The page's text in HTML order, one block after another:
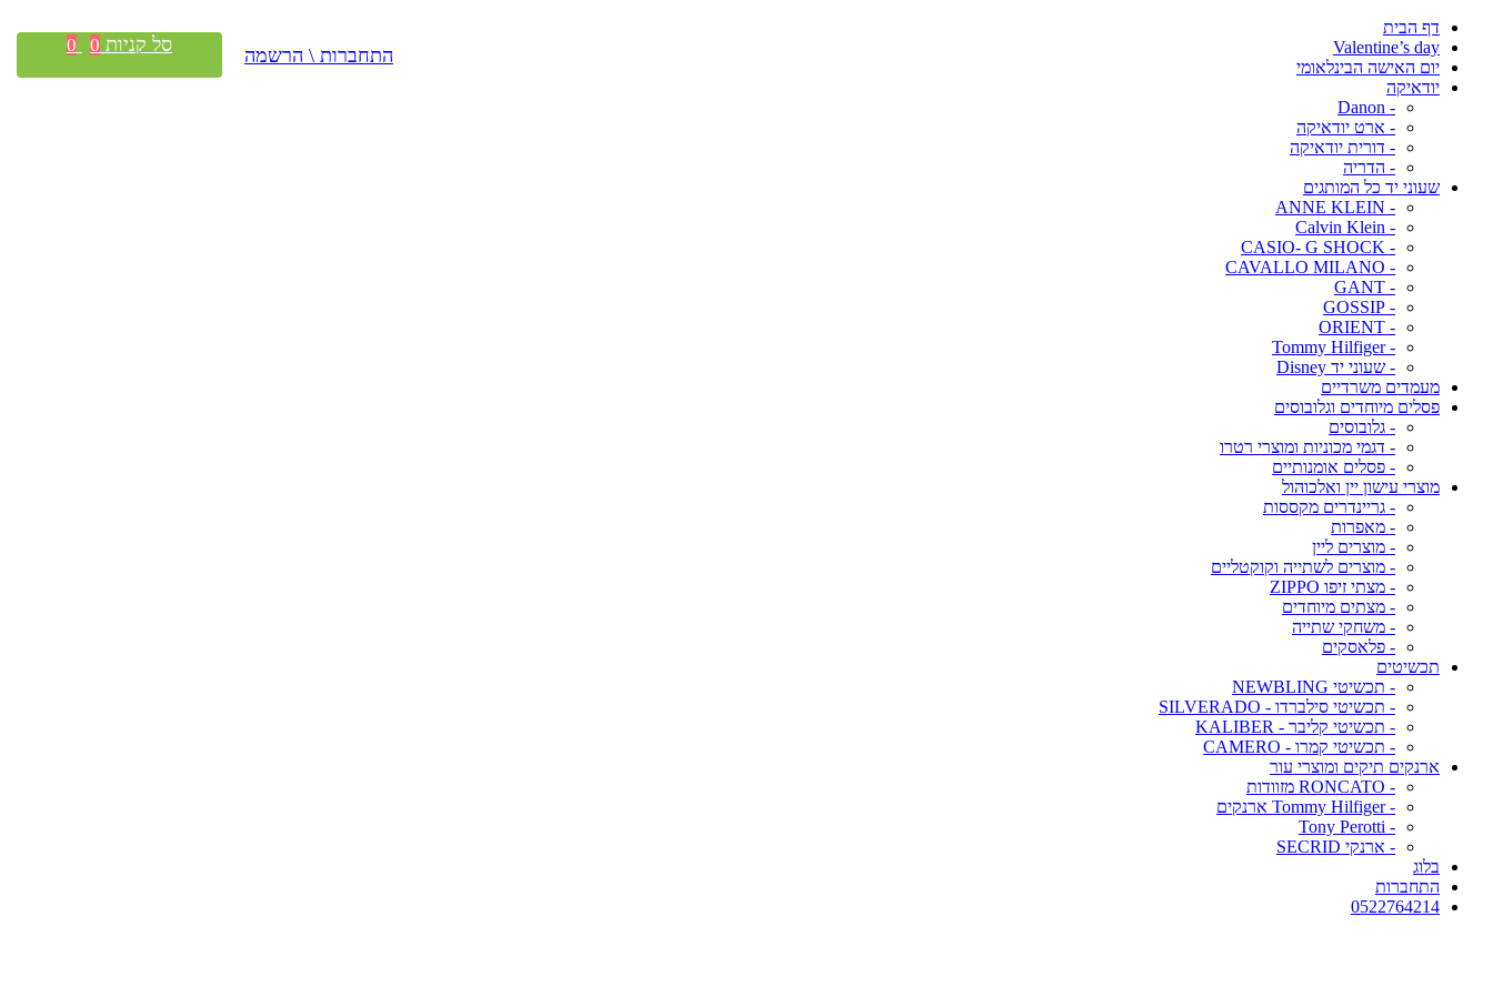
דף הבית
Valentine’s day
יום האישה הבינלאומי
יודאיקה
- Danon
- ארט יודאיקה
- דורית יודאיקה
- הדריה
שעוני יד כל המותגים
- ANNE KLEIN
- Calvin Klein
- CASIO- G SHOCK
- CAVALLO MILANO
- GANT
- GOSSIP
- ORIENT
- Tommy Hilfiger
- שעוני יד Disney
מעמדים משרדיים
פסלים מיוחדים וגלובוסים
- גלובוסים
- דגמי מכוניות ומוצרי רטרו
- פסלים אומנותיים
מוצרי עישון יין ואלכוהול
- גריינדרים מקססות
- מאפרות
- מוצרים ליין
- מוצרים לשתייה וקוקטליים
- מצתי זיפו ZIPPO
- מצתים מיוחדים
- משחקי שתייה
- פלאסקים
תכשיטים
- תכשיטי NEWBLING
- תכשיטי סילברדו - SILVERADO
- תכשיטי קליבר - KALIBER
- תכשיטי קמרו - CAMERO
ארנקים תיקים ומוצרי עור
- RONCATO מזוודות
- Tommy Hilfiger ארנקים
- Tony Perotti
- ארנקי SECRID
בלוג
התחברות
0522764214
התחברות \ הרשמה סל קניות 0
0